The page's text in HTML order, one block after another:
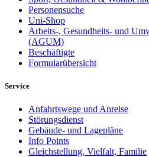
Personensuche
Uni-Shop
Arbeits-, Gesundheits- und
(AGUM)
Beschäftigte
Formularübersicht
Service
Anfahrtswege und Anreise
Störungsdienst
Gebäude- und Lagepläne
Info Points
Gleichstellung, Vielfalt, Familie